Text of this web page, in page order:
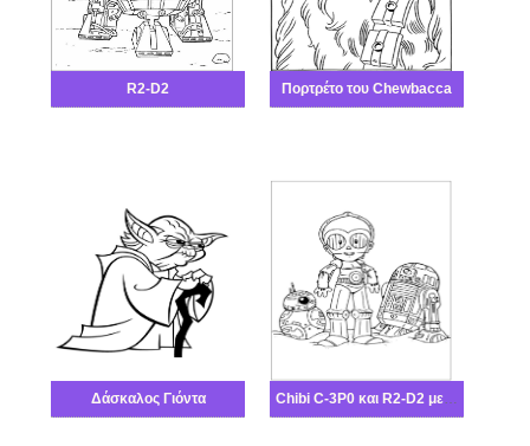
R2-D2 Πορτρέτο του Chewbacca
Δάσκαλος Γιόντα Chibi C-3P0 και R2-D2 με BB-8